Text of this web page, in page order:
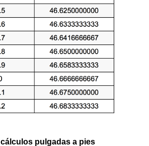
pulgadas a pies